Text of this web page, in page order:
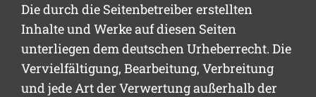
Die durch die Seitenbetreiber erstellten
Inhalte und Werke auf diesen Seiten
unterliegen dem deutschen Urheberrecht. Die
Vervielfältigung, Bearbeitung, Verbreitung
und jede Art der Verwertung außerhalb der